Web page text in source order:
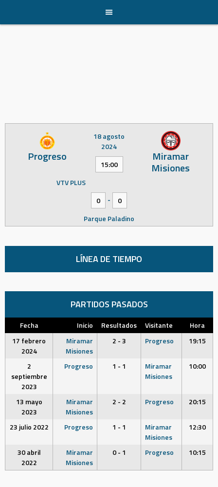
content
Progreso Miramar
Misiones
18 agosto
2024
15:00
VTV PLUS
0
-
0
Parque Paladino
LÍNEA DE TIEMPO
PARTIDOS PASADOS
Fecha Inicio Resultados Visitante
Hora
17 febrero
2024
Miramar
Misiones
2 - 3 Progreso 19:15
2
septiembre
2023
Progreso 1 - 1
Miramar
Misiones
10:00
13 mayo
2023
Miramar
Misiones
2 - 2 Progreso 20:15
23 julio 2022 Progreso 1 - 1
Miramar
Misiones
12:30
30 abril
2022
Miramar
Misiones
0 - 1 Progreso 10:15